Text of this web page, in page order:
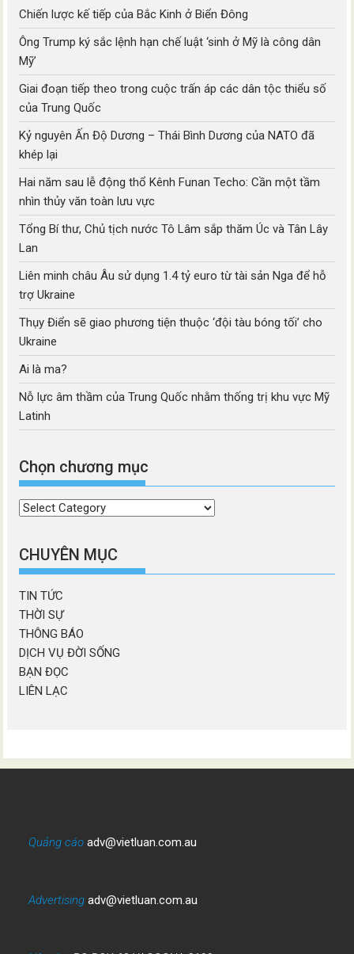
Chiến lược kế tiếp của Bắc Kinh ở Biển Đông
Ông Trump ký sắc lệnh hạn chế luật ‘sinh ở Mỹ là công dân
Mỹ’
Giai đoạn tiếp theo trong cuộc trấn áp các dân tộc thiểu số
của Trung Quốc
Kỷ nguyên Ấn Độ Dương – Thái Bình Dương của NATO đã
khép lại
Hai năm sau lễ động thổ Kênh Funan Techo: Cần một tầm
nhìn thủy văn toàn lưu vực
Tổng Bí thư, Chủ tịch nước Tô Lâm sắp thăm Úc và Tân Lây
Lan
Liên minh châu Âu sử dụng 1.4 tỷ euro từ tài sản Nga để hỗ
trợ Ukraine
Thụy Điển sẽ giao phương tiện thuộc ‘đội tàu bóng tối’ cho
Ukraine
Ai là ma?
Nỗ lực âm thầm của Trung Quốc nhằm thống trị khu vực Mỹ
Latinh
Chọn chương mục
Chọn
mục
CHUYÊN MỤC
TIN TỨC
THỜI SỰ
THÔNG BÁO
DỊCH VỤ ĐỜI SỐNG
BẠN ĐỌC
LIÊN LẠC
Quảng cáo adv@vietluan.com.au
Advertising adv@vietluan.com.au